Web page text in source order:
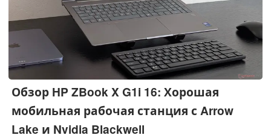
Обзор HP ZBook X G1i 16: Хорошая
мобильная рабочая станция с Arrow
Lake и Nvidia Blackwell